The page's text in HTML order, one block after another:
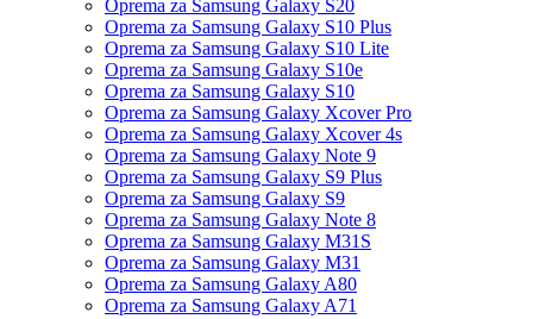
Oprema za Samsung Galaxy S20
Oprema za Samsung Galaxy S10 Plus
Oprema za Samsung Galaxy S10 Lite
Oprema za Samsung Galaxy S10e
Oprema za Samsung Galaxy S10
Oprema za Samsung Galaxy Xcover Pro
Oprema za Samsung Galaxy Xcover 4s
Oprema za Samsung Galaxy Note 9
Oprema za Samsung Galaxy S9 Plus
Oprema za Samsung Galaxy S9
Oprema za Samsung Galaxy Note 8
Oprema za Samsung Galaxy M31S
Oprema za Samsung Galaxy M31
Oprema za Samsung Galaxy A80
Oprema za Samsung Galaxy A71